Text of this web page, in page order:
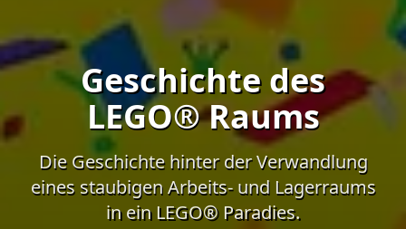
Geschichte des
LEGO® Raums
Die Geschichte hinter der Verwandlung
eines staubigen Arbeits- und Lagerraums
in ein LEGO® Paradies.